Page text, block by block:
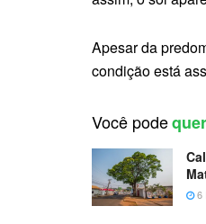
Apesar da
condição está
Você pode
6